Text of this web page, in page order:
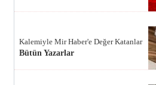
Kalemiyle Mir Haber'e Değer Katanlar
Bütün Yazarlar